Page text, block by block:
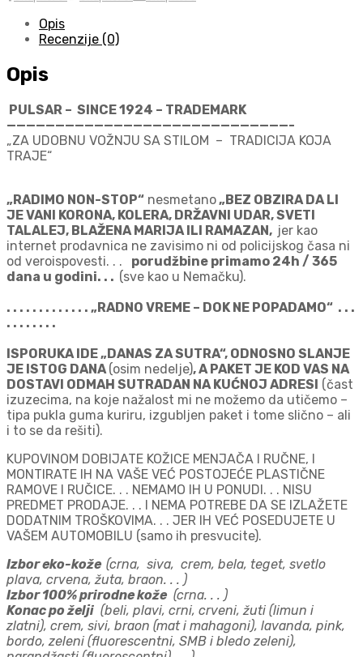
Opis
Recenzije (0)
Opis
PULSAR – SINCE 1924 – TRADEMARK
—————————————————————————————-
„ZA UDOBNU VOŽNJU SA STILOM – TRADICIJA KOJA
TRAJE“
„RADIMO NON-STOP“ nesmetano „BEZ OBZIRA DA LI
JE VANI KORONA, KOLERA, DRŽAVNI UDAR, SVETI
TALALEJ, BLAŽENA MARIJA ILI RAMAZAN, jer kao
internet prodavnica ne zavisimo ni od policijskog časa ni
od veroispovesti. . .
porudžbine primamo 24h / 365
dana u godini. . . (sve kao u Nemačku).
. . . . . . . . . . . . . „RADNO VREME – DOK NE POPADAMO“ . . .
. . . . . . . .
ISPORUKA IDE „DANAS ZA SUTRA“, ODNOSNO SLANJE
JE ISTOG DANA (osim nedelje), A PAKET JE KOD VAS NA
DOSTAVI ODMAH SUTRADAN NA KUĆNOJ ADRESI (čast
izuzecima, na koje nažalost mi ne možemo da utičemo –
tipa pukla guma kuriru, izgubljen paket i tome slično – ali
i to se da rešiti).
KUPOVINOM DOBIJATE KOŽICE MENJAČA I RUČNE, I
MONTIRATE IH NA VAŠE VEĆ POSTOJEĆE PLASTIČNE
RAMOVE I RUČICE. . . NEMAMO IH U PONUDI. . . NISU
PREDMET PRODAJE. . . I NEMA POTREBE DA SE IZLAŽETE
DODATNIM TROŠKOVIMA. . . JER IH VEĆ POSEDUJETE U
VAŠEM AUTOMOBILU (samo ih presvucite).
Izbor eko-kože (crna, siva, crem, bela, teget, svetlo
plava, crvena, žuta, braon. . . )
Izbor 100% prirodne kože (crna. . . )
Konac po želji (beli, plavi, crni, crveni, žuti (limun i
zlatni), crem, sivi, braon (mat i mahagoni), lavanda, pink,
bordo, zeleni (fluorescentni, SMB i bledo zeleni),